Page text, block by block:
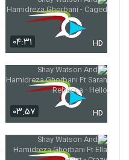
۰۴:۳۱ HD
۰۳:۵۷ HD